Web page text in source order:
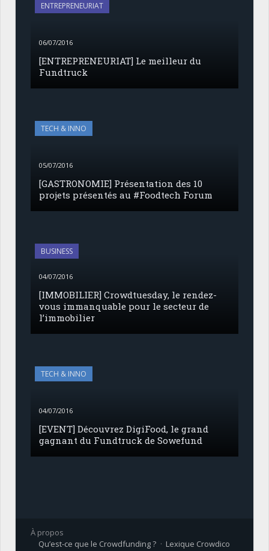
ENTREPRENEURIAT
06/07/2016
[ENTREPRENEURIAT] Le meilleur du
Fundtruck
TECH & INNO
05/07/2016
[GASTRONOMIE] Présentation des 10
projets présentés au #Foodtech Forum
BUSINESS
04/07/2016
[IMMOBILIER] Crowdtuesday, le rendez-
vous immanquable pour le secteur de
l’immobilier
TECH & INNO
04/07/2016
[EVENT] Découvrez DigiFood, le grand
gagnant du Fundtruck de Sowefund
À propos
Qu’est-ce que le Crowdfunding ?
Lexique Crowdico